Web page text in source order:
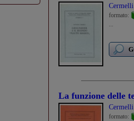
formato:
...
La funzione delle
formato: